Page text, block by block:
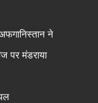
ने
पर मंडराया